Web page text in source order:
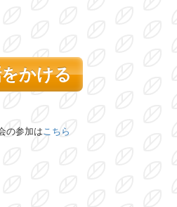
かける
の参加はこちら